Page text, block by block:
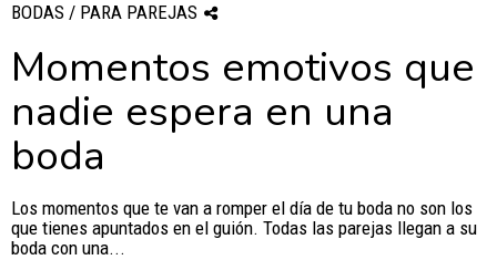
BODAS / PARA PAREJAS
Momentos emotivos que
nadie espera en una
boda
Los momentos que te van a romper el día de tu boda no son los
que tienes apuntados en el guión. Todas las parejas llegan a su
boda con una...